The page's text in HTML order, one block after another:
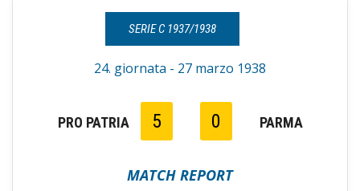
SERIE C 1937/1938
24. giornata - 27 marzo 1938
PRO PATRIA 5 0 PARMA
MATCH REPORT